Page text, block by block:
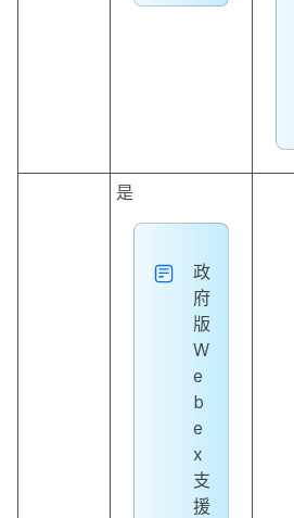
是
政
府
版
W
e
b
e
x
支
援